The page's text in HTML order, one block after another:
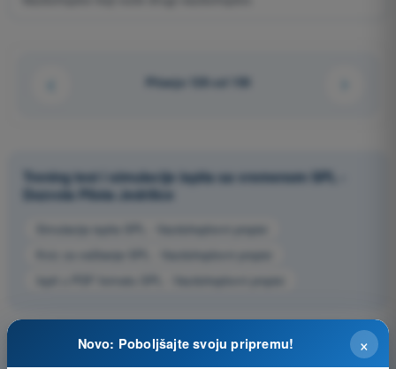
Pitanje 128 od 150
Trening test i simulacije ispita sa vremenom SPL -
Dozvola Pilota Jedrilice
Simulacija ispita SPL - Vazduhoplovni propisi
Kviz za vežbanje SPL - Vazduhoplovni propisi
Ispit u PDF formatu SPL - Vazduhoplovni propisi
×
Novo: Poboljšajte svoju pripremu!